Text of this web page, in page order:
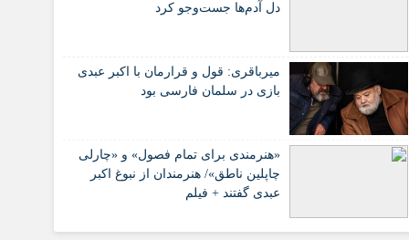
دل آدم‌ها جست‌وجو کرد
میرباقری: قول و قرارمان با اکبر عبدی
بازی در سلمان فارسی بود
«هنرمندی برای تمام فصول» و «چارلی
چاپلین ناطق»/ هنرمندان از نبوغ اکبر
عبدی گفتند + فیلم